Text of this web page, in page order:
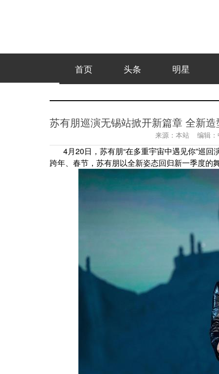
首页 头条 明星
苏有朋巡演无锡站掀开新篇章 全新
来源： 本站 编辑：
4月20日，苏有朋“在多重宇宙中遇见你”巡
跨年、春节，苏有朋以全新姿态回归新一季度的